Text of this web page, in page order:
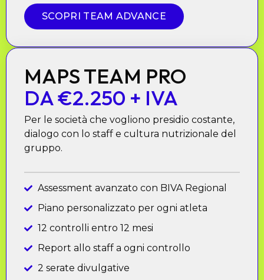
SCOPRI TEAM ADVANCE
MAPS TEAM PRO
DA €2.250 + IVA
Per le società che vogliono presidio costante,
dialogo con lo staff e cultura nutrizionale del
gruppo.
Assessment avanzato con BIVA Regional
Piano personalizzato per ogni atleta
12 controlli entro 12 mesi
Report allo staff a ogni controllo
2 serate divulgative